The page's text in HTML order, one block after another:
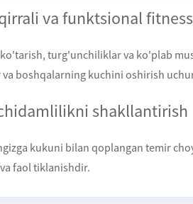
va funktsional
ko'tarish, turg'unchiliklar va ko'plab
va boshqalarning kuchini oshirish
shakllantirish
kukuni bilan qoplangan temir
faol tiklanishdir.